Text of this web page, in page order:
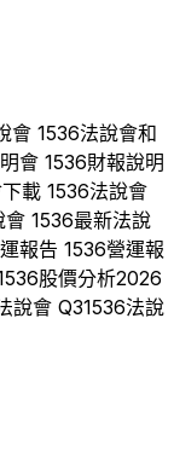
會 1536法說會和
會 1536財報說明
載 1536法說會
會 1536最新法說
報告 1536營運報
股價分析2026
說會 Q31536法說